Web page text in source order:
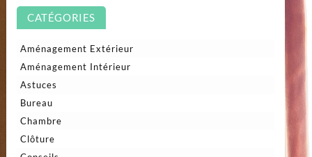
CATÉGORIES
Aménagement Extérieur
Aménagement Intérieur
Astuces
Bureau
Chambre
Clôture